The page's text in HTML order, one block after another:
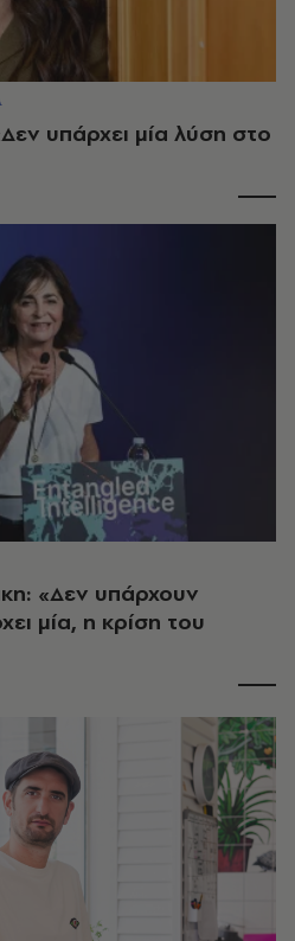
υπάρχει μία λύση στο
«Δεν υπάρχουν
μία, η κρίση του